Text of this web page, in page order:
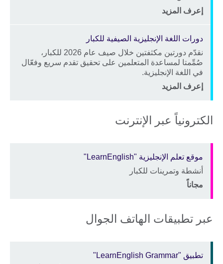
الموقع
Price
إعرف المزيد
دورات اللغة الإنجليزية الصيفية للكبار
Description
نقدّم دورتين مكثفتين خلال صيف عام 2026 للكبار،
صُمِّمتا لمساعدة المتعلمين على تحقيق تقدم سريع وفعّال
في اللغة الإنجليزية.
الموقع
Price
إعرف المزيد
الكترونياً عبر الإنترنت
موقع تعلم الإنجليزية "LearnEnglish"
Description
أنشطة وتمرينات للكبار
الموقع
Price
مجاناً
عبر تطبيقات الهاتف الجوال
تطبيق "LearnEnglish Grammar"